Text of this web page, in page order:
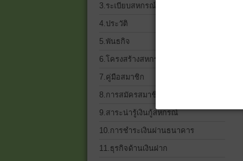
3.ระเบียบสหกรณ์ ทั้งหมด
4.ประวัติ
5.พันธกิจ
6.โครงสร้างสหกรณ์เครดิตยูเนี่ยน
7.คู่มือสมาชิก
8.การสมัครสมาชิก
9.สาระน่ารู้เงินกู้สหกรณ์
10.การชำระเงินผ่านธนาคาร
11.ธุรกิจด้านเงินฝาก